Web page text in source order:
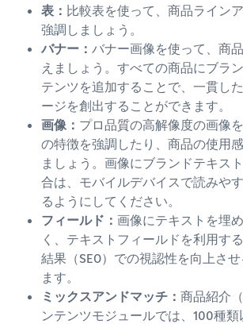
表： 比較表を使って、商品ライン
強調しましょう。
バナー： バナー画像を使って、商
えましょう。すべての商品にブラ
テンツを追加することで、一貫し
ージを創出することができます。
画像： プロ品質の高解像度の画像
の特徴を強調したり、商品の使用
ましょう。画像にブランドテキス
合は、モバイルデバイスで読みや
るようにしてください。
フィールド： 画像にテキストを埋
く、テキストフィールドを利用す
結果（SEO）での視認性を向上さ
ます。
ミックスアンドマッチ： 商品紹介
ンテンツモジュールでは、100種類